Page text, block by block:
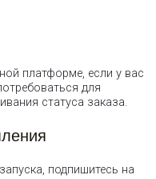
платформе, если у вас
для
статуса заказа.
подпишитесь на